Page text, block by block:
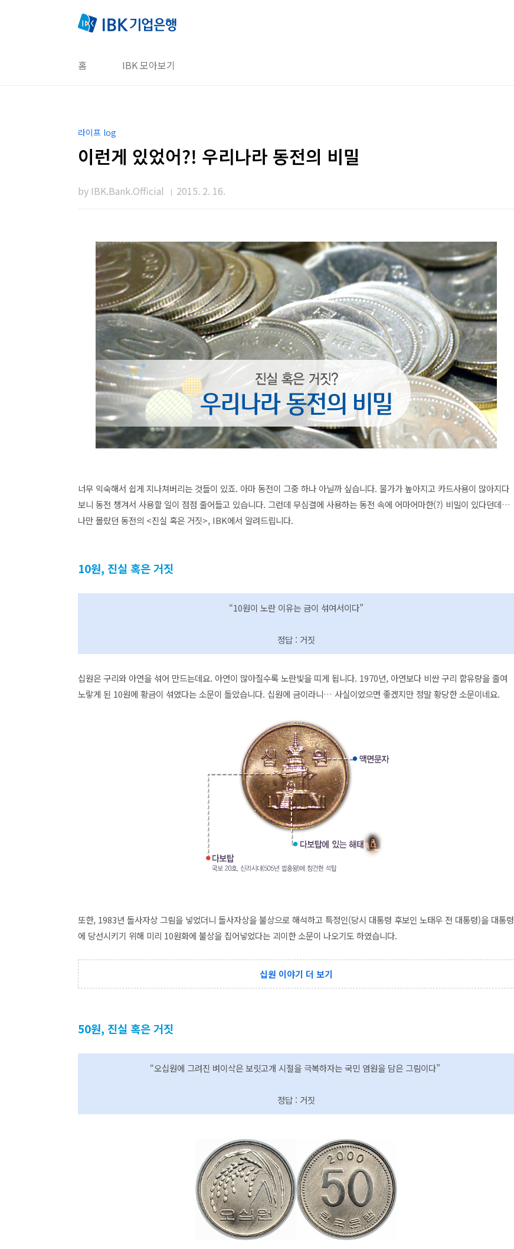
홈 IBK 모아보기
라이프 log
이런게 있었어?! 우리나라 동전의 비밀
by IBK.Bank.Official 2015. 2. 16.
너무 익숙해서 쉽게 지나쳐버리는 것들이 있죠. 아마 동전이 그중 하나 아닐까 싶습니다. 물가가 높아지고 카드사용이 많아지다
보니 동전 챙겨서 사용할 일이 점점 줄어들고 있습니다. 그런데 무심결에 사용하는 동전 속에 어마어마한(?) 비밀이 있다던데…
나만 몰랐던 동전의 <진실 혹은 거짓>, IBK에서 알려드립니다.
10원, 진실 혹은 거짓
“10원이 노란 이유는 금이 섞여서이다”
정답 : 거짓
십원은 구리와 아연을 섞어 만드는데요. 아연이 많아질수록 노란빛을 띠게 됩니다. 1970년, 아연보다 비싼 구리 함유량을 줄여
노랗게 된 10원에 황금이 섞였다는 소문이 돌았습니다. 십원에 금이라니… 사실이었으면 좋겠지만 정말 황당한 소문이네요.
또한, 1983년 돌사자상 그림을 넣었더니 돌사자상을 불상으로 해석하고 특정인(당시 대통령 후보인 노태우 전 대통령)을 대통령
에 당선시키기 위해 미리 10원화에 불상을 집어넣었다는 괴이한 소문이 나오기도 하였습니다.
십원 이야기 더 보기
50원, 진실 혹은 거짓
“오십원에 그려진 벼이삭은 보릿고개 시절을 극복하자는 국민 염원을 담은 그림이다”
정답 : 거짓